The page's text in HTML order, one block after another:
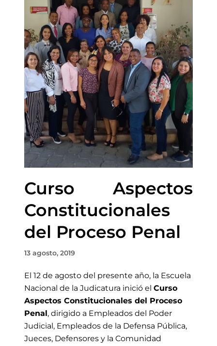
Curso Aspectos
Constitucionales
del Proceso Penal
13 agosto, 2019
El 12 de agosto del presente año, la Escuela
Nacional de la Judicatura inició el Curso
Aspectos Constitucionales del Proceso
Penal, dirigido a Empleados del Poder
Judicial, Empleados de la Defensa Pública,
Jueces, Defensores y la Comunidad